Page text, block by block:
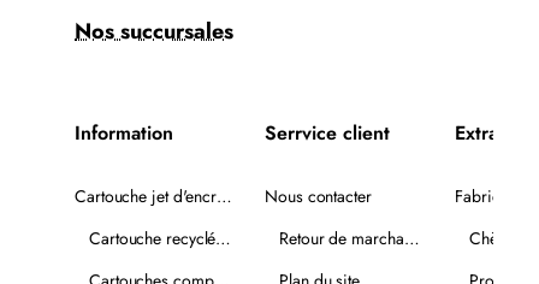
Nos succursales
Information
Cartouche jet d'encre recyclée
Cartouche recyclée PLUS
Serrvice client
Nous contacter
Retour de marchandise
Extra
Fabricants